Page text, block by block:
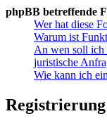
phpBB betreffende
Wer hat diese
Warum ist
An wen soll ich
juristische
Wie kann ich